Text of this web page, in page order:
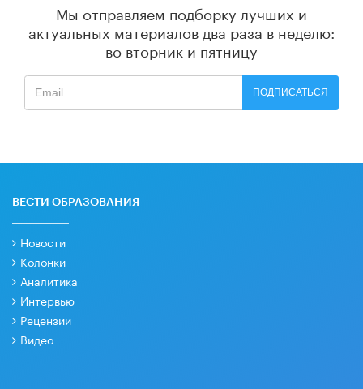
Мы отправляем подборку лучших и
актуальных материалов два раза в неделю:
во вторник и пятницу
ПОДПИСАТЬСЯ
ВЕСТИ ОБРАЗОВАНИЯ
Новости
Колонки
Аналитика
Интервью
Рецензии
Видео